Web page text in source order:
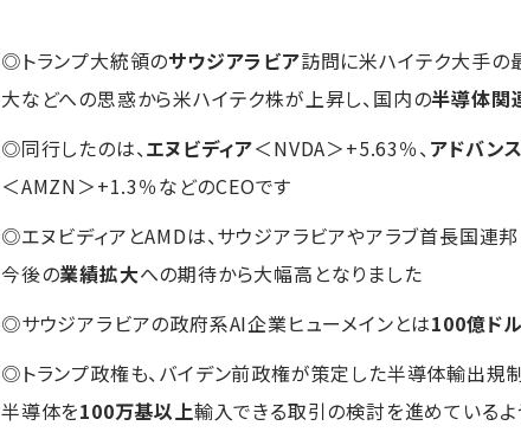
◎トランプ大統領のサウジアラビア訪問に米ハイテク大手の
大などへの思惑から米ハイテク株が上昇し、国内の半導体関
◎同行したのは、エヌビディア＜NVDA＞+5.63％、アドバン
＜AMZN＞+1.3％などのCEOです
◎エヌビディアとAMDは、サウジアラビアやアラブ首長国連邦
今後の業績拡大への期待から大幅高となりました
◎サウジアラビアの政府系AI企業ヒューメインとは100億ド
◎トランプ政権も、バイデン前政権が策定した半導体輸出規
半導体を100万基以上輸入できる取引の検討を進めているよ